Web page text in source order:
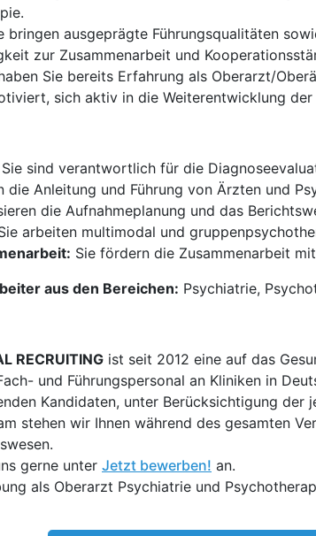
bringen ausgeprägte Führungsqualitäten
zur Zusammenarbeit und
Sie bereits Erfahrung als Oberarzt/
sich aktiv in die Weiterentwicklung der
Sie sind verantwortlich für die
die Anleitung und Führung von Ärzten und
die Aufnahmeplanung und das
arbeiten multimodal und
Sie fördern die Zusammenarbeit
aus den Bereichen: Psychiatrie,
RECRUITING ist seit 2012 eine auf das
und Führungspersonal an Kliniken in
Kandidaten, unter Berücksichtigung
stehen wir Ihnen während des gesamten
gerne unter Jetzt bewerben! an.
als Oberarzt Psychiatrie und